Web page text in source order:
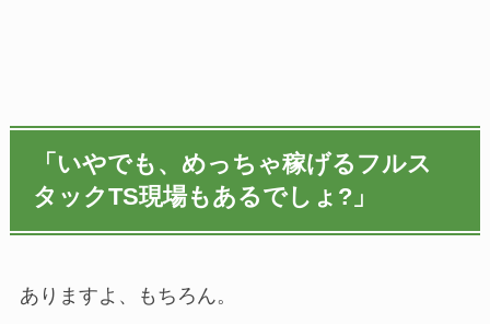
「いやでも、めっちゃ稼げるフルス
タックTS現場もあるでしょ?」
ありますよ、もちろん。